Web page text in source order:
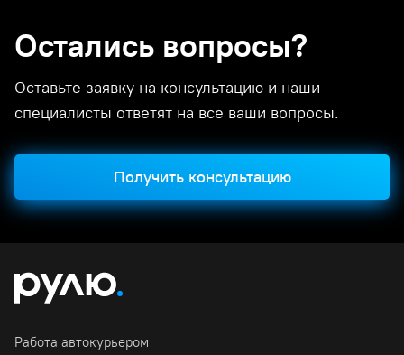
Остались вопросы?
Оставьте заявку на консультацию и наши
специалисты ответят на все ваши вопросы.
Получить консультацию
Работа автокурьером